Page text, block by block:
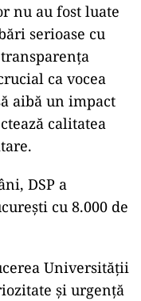
nu au fost luate
serioase cu
ca vocea
aibă un impact
calitatea
DSP a
cu 8.000 de
Universității
și urgență